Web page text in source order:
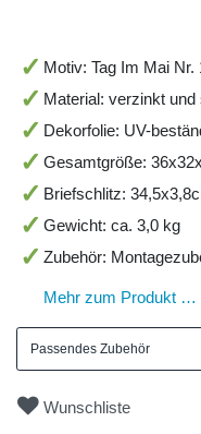
Motiv: Tag Im Mai Nr.
Material: verzinkt
Dekorfolie: UV-
Gesamtgröße:
Briefschlitz:
Gewicht: ca. 3,0 kg
Zubehör:
Mehr zum Produkt …
Passendes Zubehör
Wunschliste